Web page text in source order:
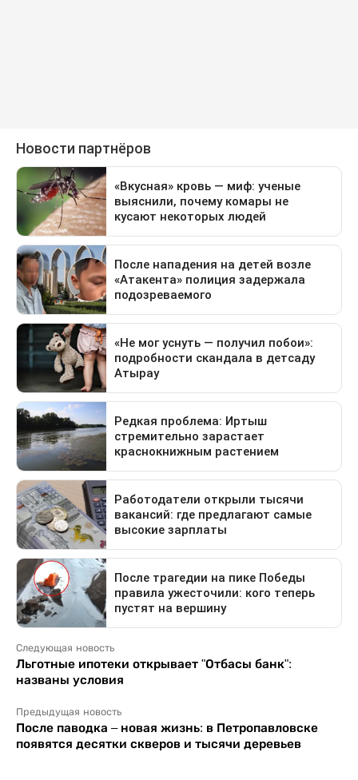
Следующая новость
Льготные ипотеки открывает "Отбасы банк":
названы условия
Предыдущая новость
После паводка – новая жизнь: в Петропавловске
появятся десятки скверов и тысячи деревьев